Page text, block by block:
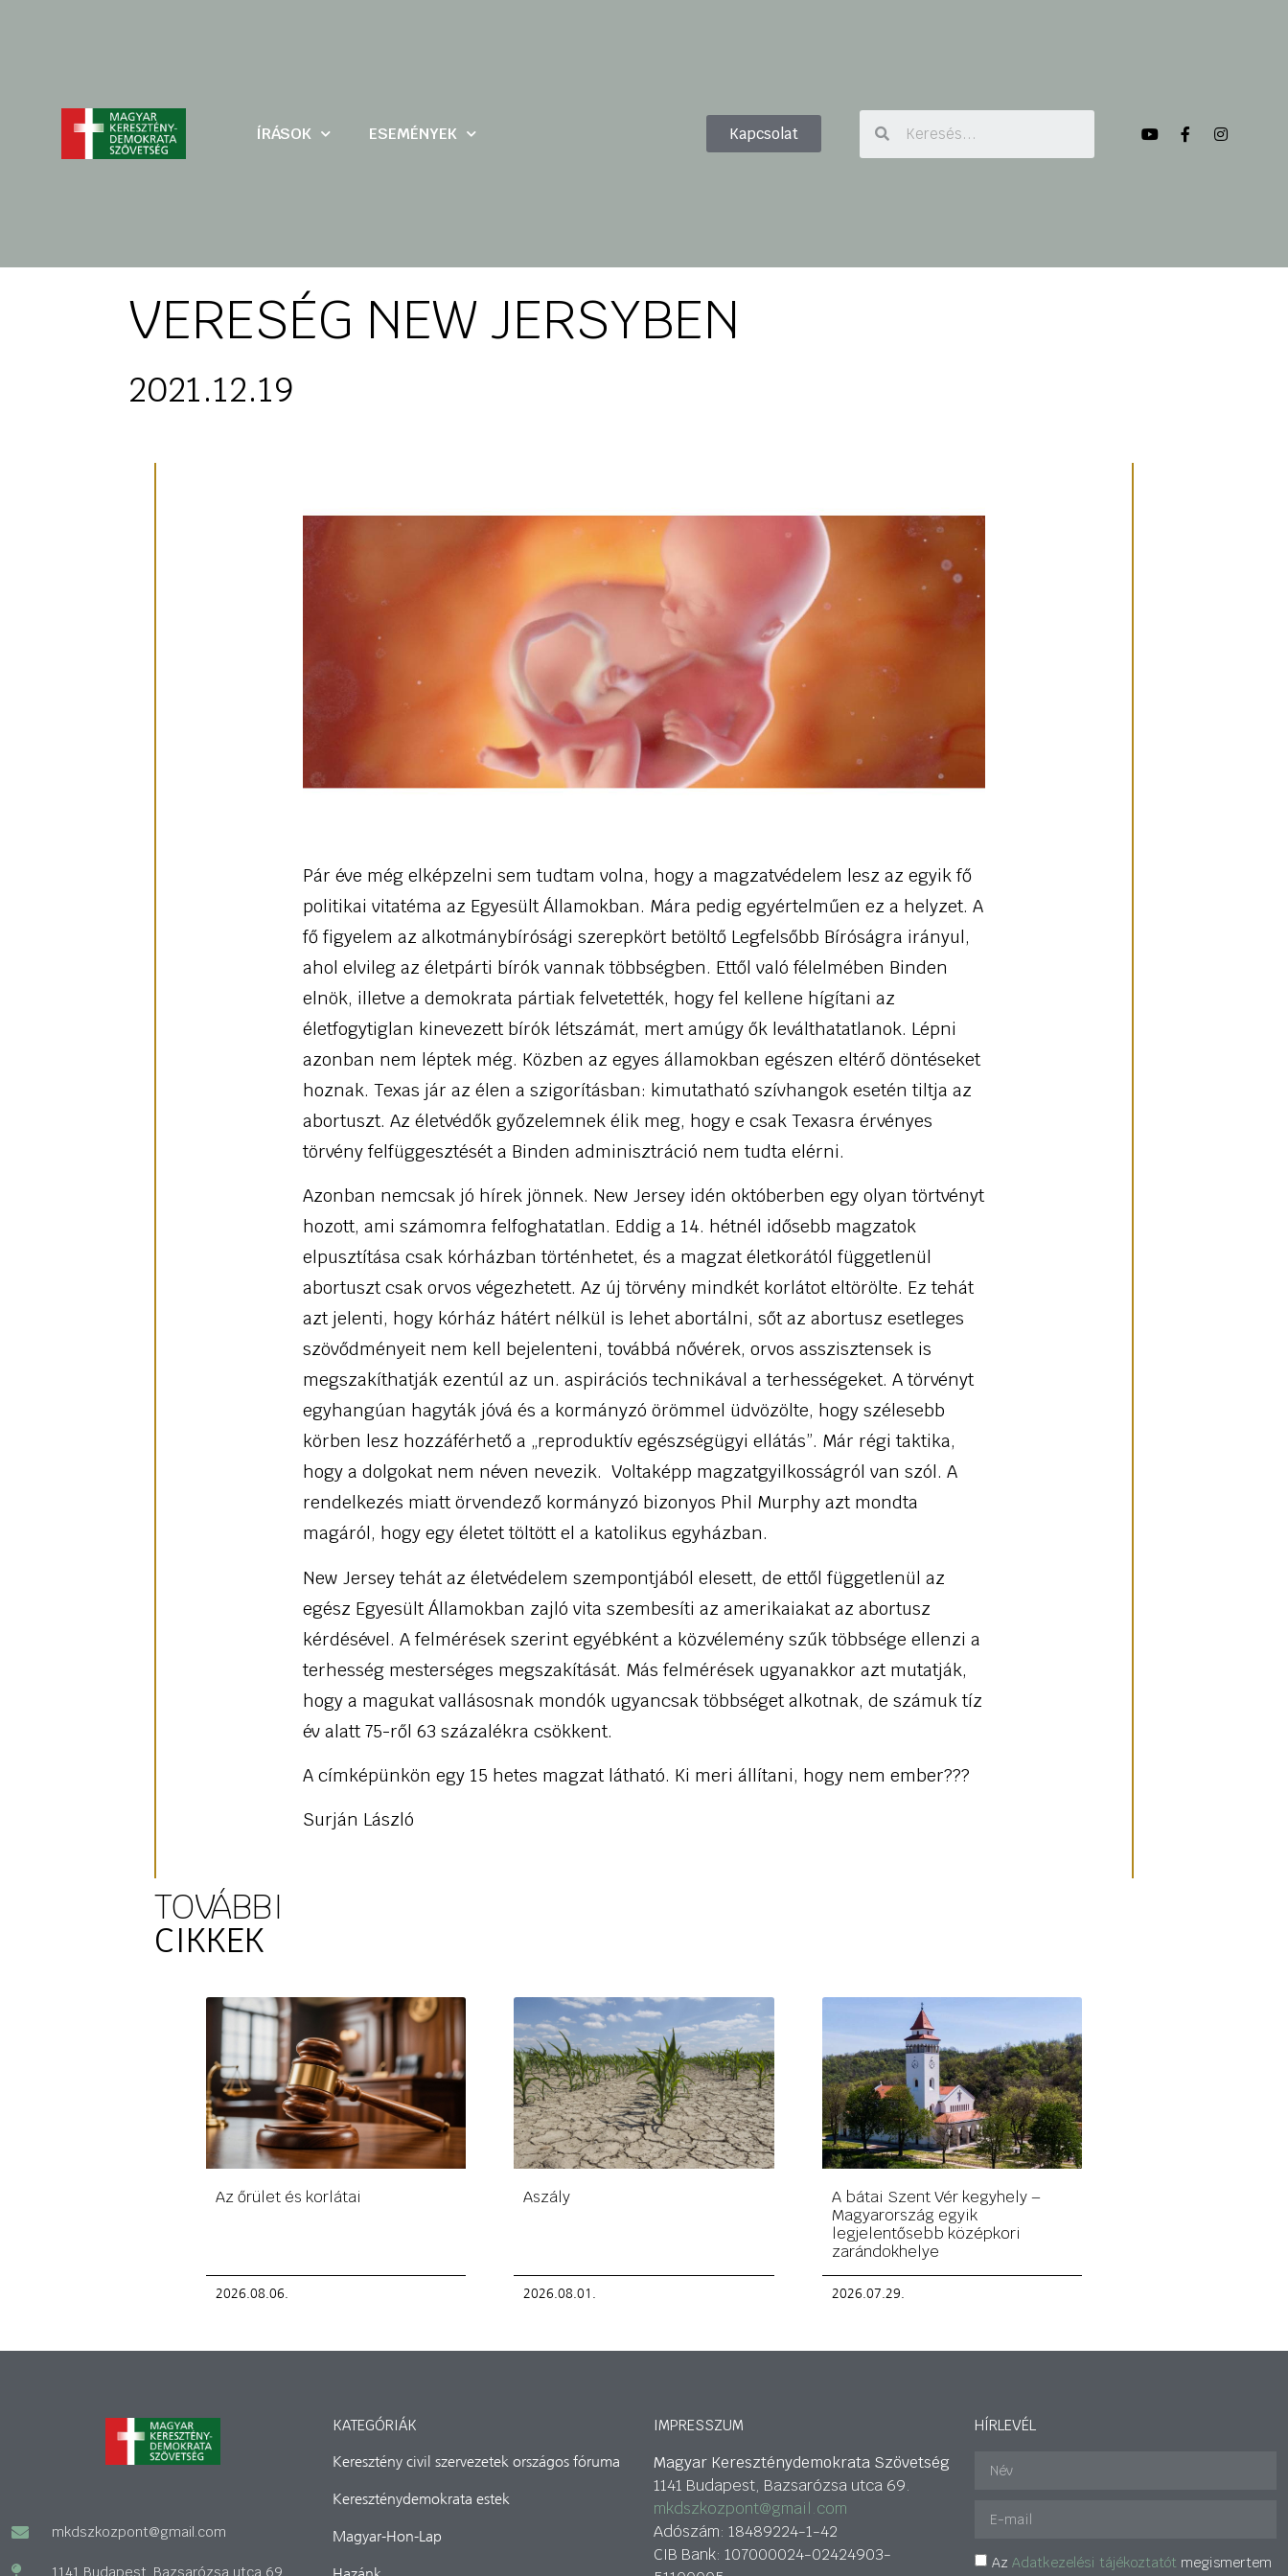
ÍRÁSOK ESEMÉNYEK Kapcsolat
VERESÉG NEW JERSYBEN
2021.12.19
Pár éve még elképzelni sem tudtam volna, hogy a magzatvédelem lesz az egyik fő
politikai vitatéma az Egyesült Államokban. Mára pedig egyértelműen ez a helyzet. A
fő figyelem az alkotmánybírósági szerepkört betöltő Legfelsőbb Bíróságra irányul,
ahol elvileg az életpárti bírók vannak többségben. Ettől való félelmében Binden
elnök, illetve a demokrata pártiak felvetették, hogy fel kellene hígítani az
életfogytiglan kinevezett bírók létszámát, mert amúgy ők leválthatatlanok. Lépni
azonban nem léptek még. Közben az egyes államokban egészen eltérő döntéseket
hoznak. Texas jár az élen a szigorításban: kimutatható szívhangok esetén tiltja az
abortuszt. Az életvédők győzelemnek élik meg, hogy e csak Texasra érvényes
törvény felfüggesztését a Binden adminisztráció nem tudta elérni.
Azonban nemcsak jó hírek jönnek. New Jersey idén októberben egy olyan törtvényt
hozott, ami számomra felfoghatatlan. Eddig a 14. hétnél idősebb magzatok
elpusztítása csak kórházban történhetet, és a magzat életkorától függetlenül
abortuszt csak orvos végezhetett. Az új törvény mindkét korlátot eltörölte. Ez tehát
azt jelenti, hogy kórház hátért nélkül is lehet abortálni, sőt az abortusz esetleges
szövődményeit nem kell bejelenteni, továbbá nővérek, orvos asszisztensek is
megszakíthatják ezentúl az un. aspirációs technikával a terhességeket. A törvényt
egyhangúan hagyták jóvá és a kormányzó örömmel üdvözölte, hogy szélesebb
körben lesz hozzáférhető a „reproduktív egészségügyi ellátás”. Már régi taktika,
hogy a dolgokat nem néven nevezik. Voltaképp magzatgyilkosságról van szól. A
rendelkezés miatt örvendező kormányzó bizonyos Phil Murphy azt mondta
magáról, hogy egy életet töltött el a katolikus egyházban.
New Jersey tehát az életvédelem szempontjából elesett, de ettől függetlenül az
egész Egyesült Államokban zajló vita szembesíti az amerikaiakat az abortusz
kérdésével. A felmérések szerint egyébként a közvélemény szűk többsége ellenzi a
terhesség mesterséges megszakítását. Más felmérések ugyanakkor azt mutatják,
hogy a magukat vallásosnak mondók ugyancsak többséget alkotnak, de számuk tíz
év alatt 75-ről 63 százalékra csökkent.
A címképünkön egy 15 hetes magzat látható. Ki meri állítani, hogy nem ember???
Surján László
TOVÁBBI
CIKKEK
Az őrület és korlátai
2026.08.06.
Aszály
2026.08.01.
A bátai Szent Vér kegyhely –
Magyarország egyik
legjelentősebb középkori
zarándokhelye
2026.07.29.
mkdszkozpont@gmail.com
1141 Budapest, Bazsarózsa utca 69.
KATEGÓRIÁK
Keresztény civil szervezetek országos fóruma
Kereszténydemokrata estek
Magyar-Hon-Lap
IMPRESSZUM
Magyar Kereszténydemokrata Szövetség
1141 Budapest, Bazsarózsa utca 69.
mkdszkozpont@gmail.com
Adószám: 18489224-1-42
CIB Bank: 107000024-02424903-
HÍRLEVÉL
Az Adatkezelési tájékoztatót megismertem